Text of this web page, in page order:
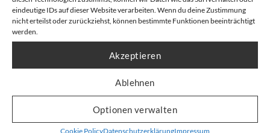
eindeutige IDs auf dieser Website verarbeiten. Wenn du deine Zustimmung
nicht erteilst oder zurückziehst, können bestimmte Funktionen beeinträchtigt
werden.
Akzeptieren
Ablehnen
Optionen verwalten
Cookie PolicyDatenschutzerklärungImpressum
6,63 €
10,69€
mit X-plore-Filtern. Jetzt online
kaufen!
Unser Nettopreis: Ab
Bruttopreis, inkl. Mwst: